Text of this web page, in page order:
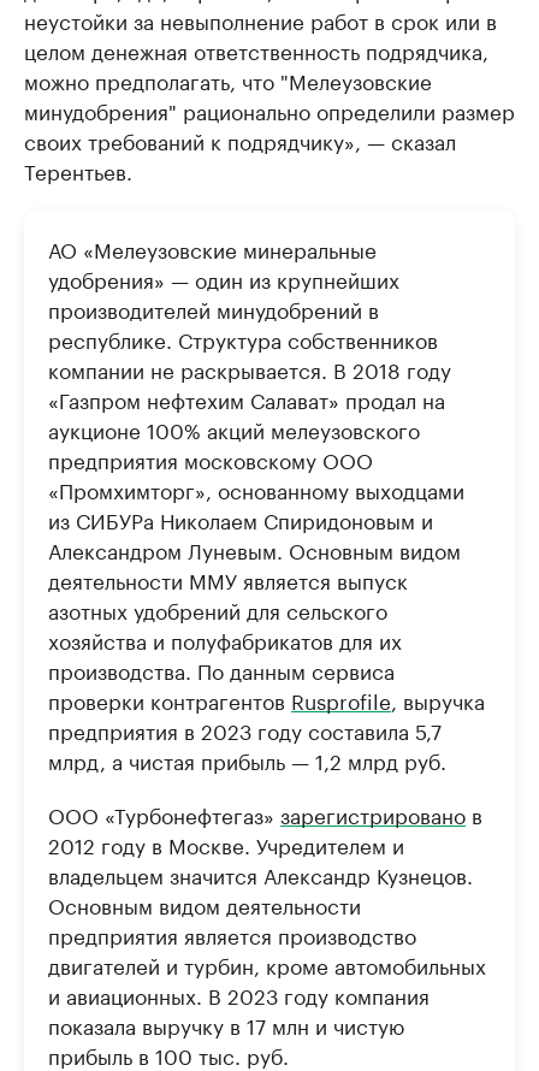
неустойки за невыполнение работ в срок или в
целом денежная ответственность подрядчика,
можно предполагать, что "Мелеузовские
минудобрения" рационально определили размер
своих требований к подрядчику», — сказал
Терентьев.
АО «Мелеузовские минеральные
удобрения» — один из крупнейших
производителей минудобрений в
республике. Структура собственников
компании не раскрывается. В 2018 году
«Газпром нефтехим Салават» продал на
аукционе 100% акций мелеузовского
предприятия московскому ООО
«Промхимторг», основанному выходцами
из СИБУРа Николаем Спиридоновым и
Александром Луневым. Основным видом
деятельности ММУ является выпуск
азотных удобрений для сельского
хозяйства и полуфабрикатов для их
производства. По данным сервиса
проверки контрагентов Rusprofile , выручка
предприятия в 2023 году составила 5,7
млрд, а чистая прибыль — 1,2 млрд руб.
ООО «Турбонефтегаз» зарегистрировано в
2012 году в Москве. Учредителем и
владельцем значится Александр Кузнецов.
Основным видом деятельности
предприятия является производство
двигателей и турбин, кроме автомобильных
и авиационных. В 2023 году компания
показала выручку в 17 млн и чистую
прибыль в 100 тыс. руб.